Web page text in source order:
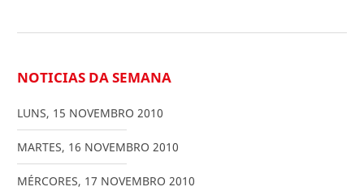
NOTICIAS DA SEMANA
LUNS, 15 NOVEMBRO 2010
MARTES, 16 NOVEMBRO 2010
MÉRCORES, 17 NOVEMBRO 2010